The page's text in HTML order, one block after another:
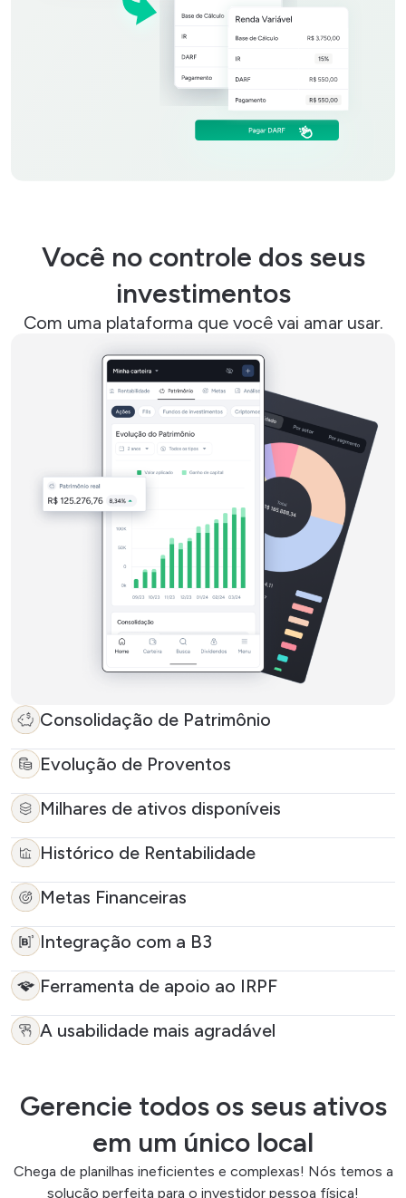
Você no controle dos seus
investimentos
Com uma plataforma que você vai amar usar.
Consolidação de Patrimônio
Evolução de Proventos
Milhares de ativos disponíveis
Histórico de Rentabilidade
Metas Financeiras
Integração com a B3
Ferramenta de apoio ao IRPF
A usabilidade mais agradável
Gerencie todos os seus ativos
em um único local
Chega de planilhas ineficientes e complexas! Nós temos a
solução perfeita para o investidor pessoa física!